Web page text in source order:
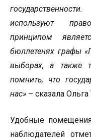
используют
принципом
бюллетенях графы
выборах, а также
помнить, что
нас» – сказала
Удобные
наблюдателей